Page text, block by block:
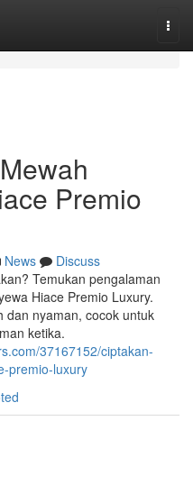
Premio
News
Discuss
Temukan pengalaman
Hiace Premio Luxury.
dan nyaman, cocok untuk
ketika.
37167152/ciptakan-
premio-luxury